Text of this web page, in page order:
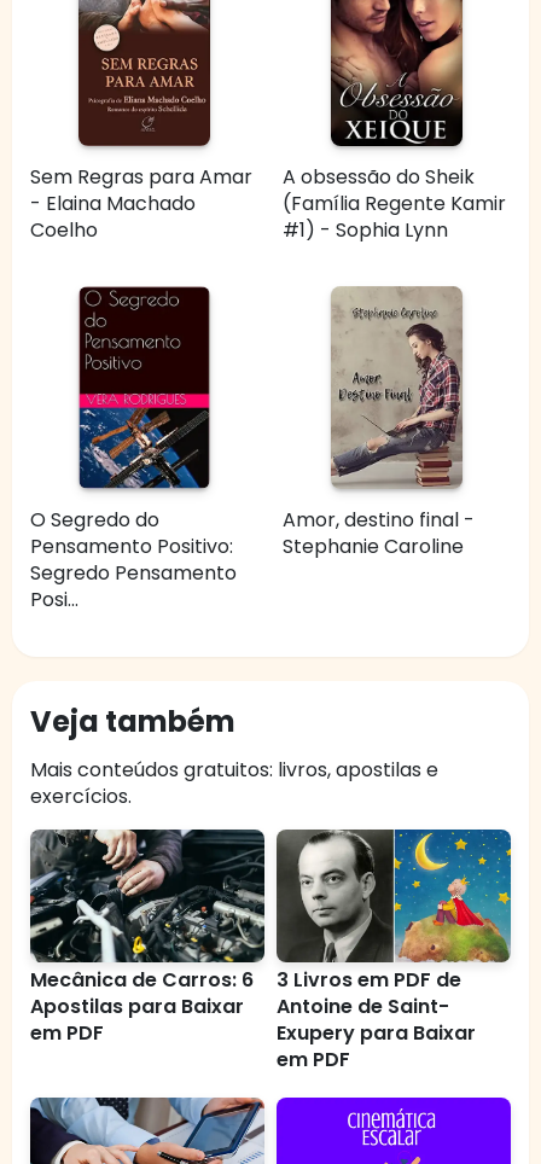
Sem Regras para Amar
- Elaina Machado
Coelho
A obsessão do Sheik
(Família Regente Kamir
#1) - Sophia Lynn
O Segredo do
Pensamento Positivo:
Segredo Pensamento
Posi...
Amor, destino final -
Stephanie Caroline
Veja também
Mais conteúdos gratuitos: livros, apostilas e
exercícios.
Mecânica de Carros: 6
Apostilas para Baixar
em PDF
3 Livros em PDF de
Antoine de Saint-
Exupery para Baixar
em PDF